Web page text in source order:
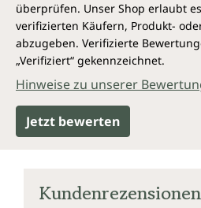
überprüfen. Unser Shop erlaubt
verifizierten Käufern, Produkt-
abzugeben. Verifizierte
„Verifiziert“ gekennzeichnet.
Hinweise zu unserer
Jetzt bewerten
Kundenrezensionen